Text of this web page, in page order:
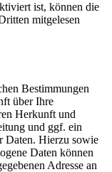
ist, können die
mitgelesen
Bestimmungen
über Ihre
Herkunft und
und ggf. ein
Daten. Hierzu sowie
Daten können
Adresse an